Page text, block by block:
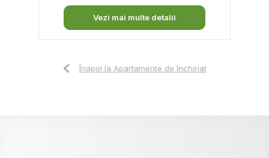
Vezi mai multe detalii
Înapoi la Apartamente de închiriat